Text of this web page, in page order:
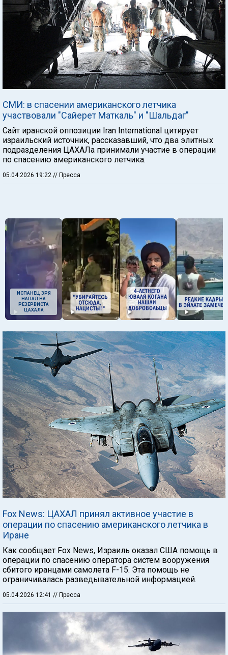
СМИ: в спасении американского летчика
участвовали "Сайерет Маткаль" и "Шальдаг"
Сайт иранской оппозиции Iran International цитирует
израильский источник, рассказавший, что два элитных
подразделения ЦАХАЛа принимали участие в операции
по спасению американского летчика.
05.04.2026 19:22 // Пресса
ИСПАНЕЦ ЗРЯ
НАПАЛ НА
РЕЗЕРВИСТА
ЦАХАЛА
Fox News: ЦАХАЛ принял активное участие в
операции по спасению американского летчика в
Иране
Как сообщает Fox News, Израиль оказал США помощь в
операции по спасению оператора систем вооружения
сбитого иранцами самолета F-15. Эта помощь не
ограничивалась разведывательной информацией.
05.04.2026 12:41 // Пресса